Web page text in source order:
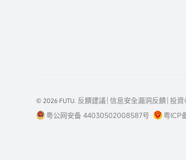
© 2026 FUTU. 反饋建議 信息安全漏洞反饋 投資
粤公网安备 44030502008587号
粤ICP